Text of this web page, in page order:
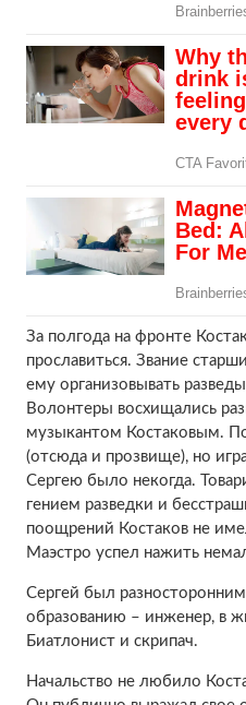
За полгода на фронте
прославиться. Звание
ему организовывать
Волонтеры восхищались
музыкантом Костаковым.
(отсюда и прозвище), но
Сергею было некогда.
гением разведки и
поощрений Костаков не
Маэстро успел нажить
Сергей был
образованию – инженер, в
Биатлонист и скрипач.
Начальство не любило